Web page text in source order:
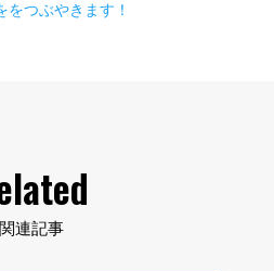
をつぶやきます！
関連記事